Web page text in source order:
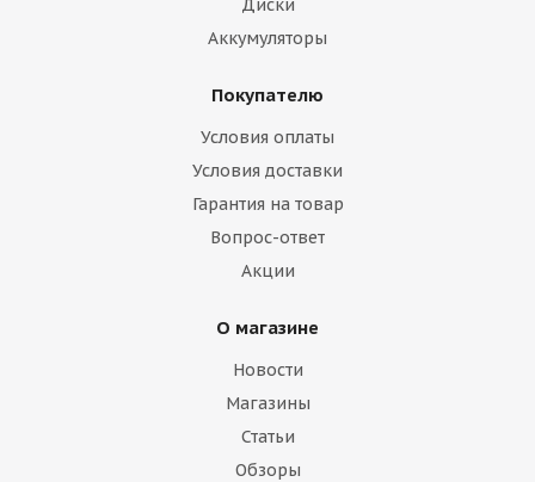
Диски
Аккумуляторы
Покупателю
Условия оплаты
Условия доставки
Гарантия на товар
Вопрос-ответ
Акции
О магазине
Новости
Магазины
Статьи
Обзоры